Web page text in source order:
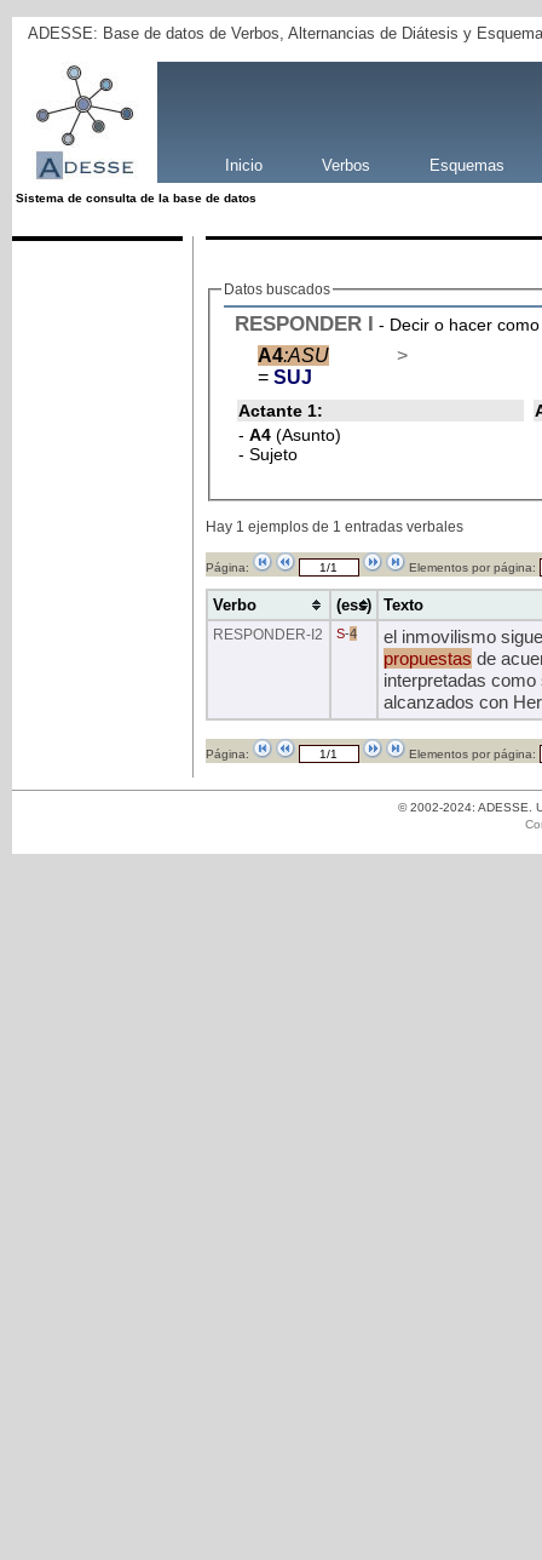
ADESSE: Base de datos de Verbos, Alternancias de Diátesis y
Inicio Verbos Esquemas
Sistema de consulta de la base de datos
Datos buscados
RESPONDER I - Decir o hacer
A4:ASU
= SUJ
>
Actante 1:
- A4 (Asunto)
- Sujeto
Hay 1 ejemplos de 1 entradas verbales
Página: Elementos por página:
Verbo (ess) Texto
RESPONDER-I2 S-4
el inmovilismo
propuestas de
interpretadas
alcanzados con
Página: Elementos por página:
© 2002-2024: ADESSE.